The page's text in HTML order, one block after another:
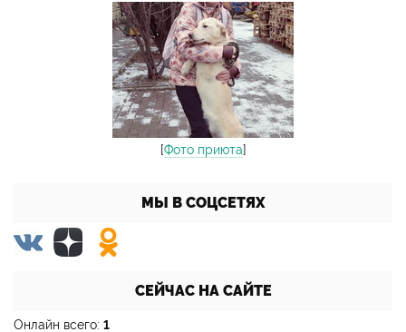
[Фото приюта]
МЫ В СОЦСЕТЯХ
СЕЙЧАС НА САЙТЕ
Онлайн всего: 1